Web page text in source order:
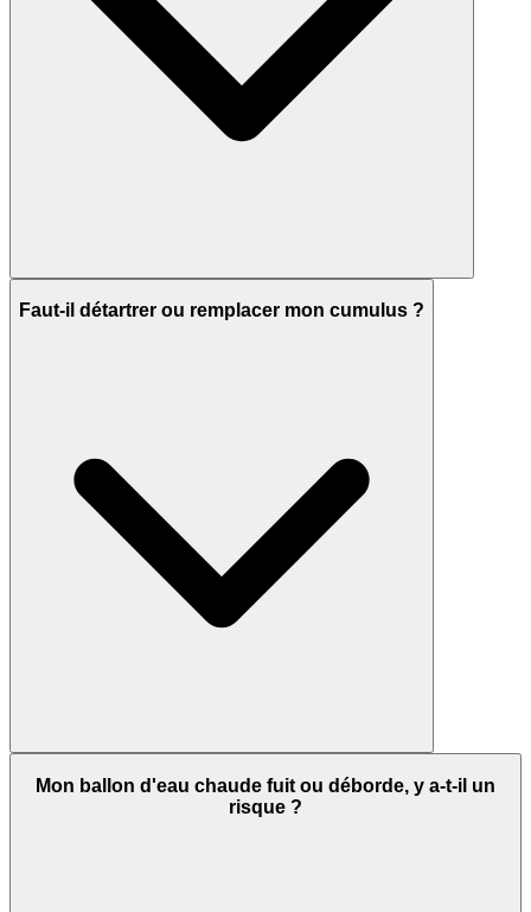
Faut-il détartrer ou remplacer mon cumulus ?
Mon ballon d'eau chaude fuit ou déborde, y a-t-il un
risque ?